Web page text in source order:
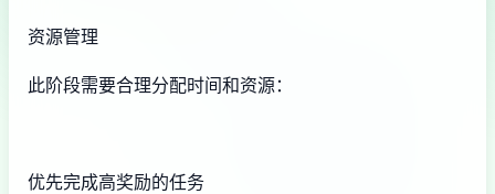
资源管理
此阶段需要合理分配时间和资源：
优先完成高奖励的任务